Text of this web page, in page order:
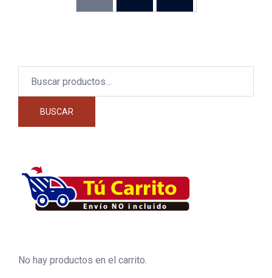
BUSCAR
No hay productos en el carrito.